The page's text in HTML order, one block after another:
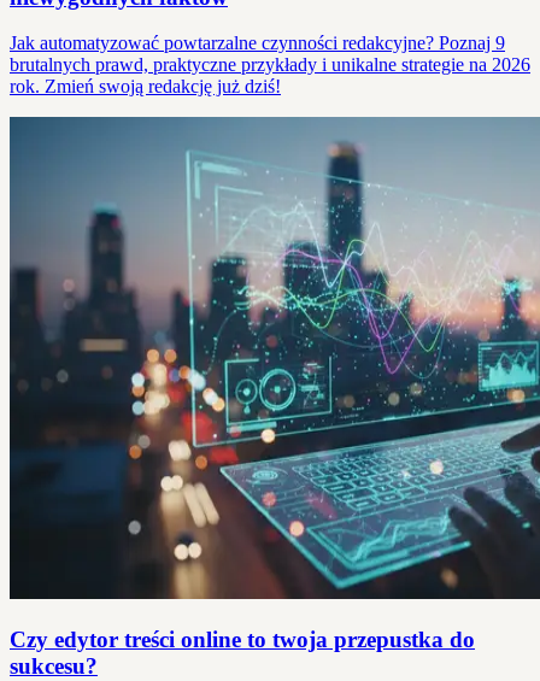
Jak automatyzować powtarzalne czynności redakcyjne? Poznaj 9
brutalnych prawd, praktyczne przykłady i unikalne strategie na 2026
rok. Zmień swoją redakcję już dziś!
Czy edytor treści online to twoja przepustka do
sukcesu?